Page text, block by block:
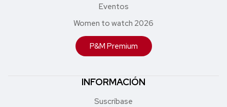
Eventos
Women to watch 2026
P&M Premium
INFORMACIÓN
Suscríbase